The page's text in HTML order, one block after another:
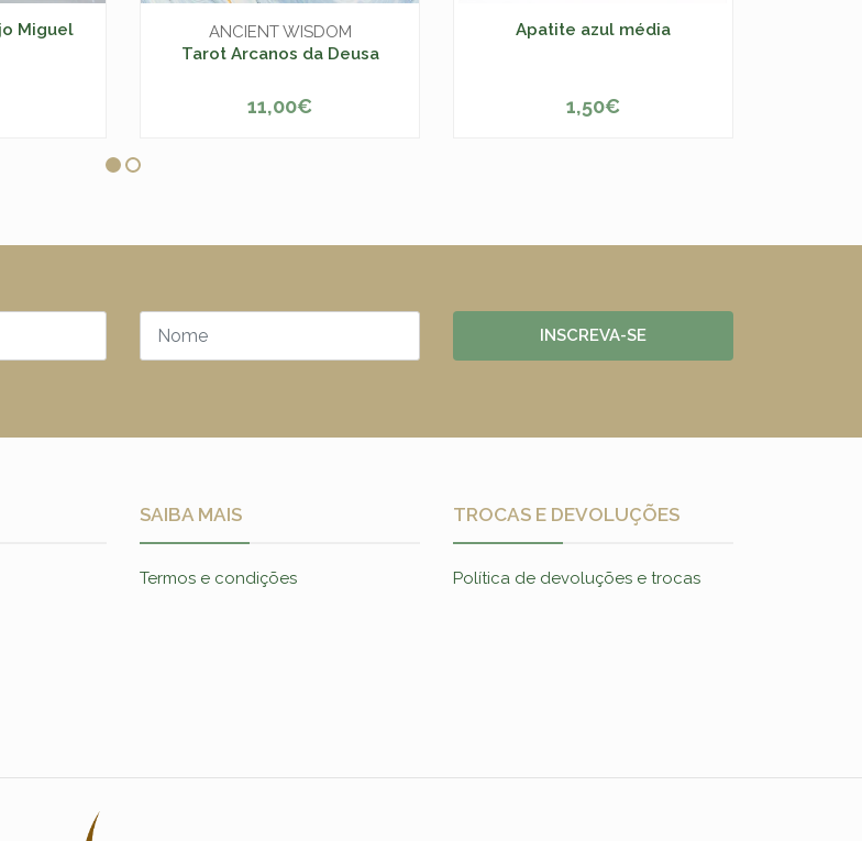
Miguel
ANCIENT WISDOM
Tarot Arcanos da Deusa
+
11,00€
Apatite azul média
ESGOTADO
1,50€
INSCREVA-SE
SAIBA MAIS
Termos e condições
TROCAS E DEVOLUÇÕES
Política de devoluções e trocas